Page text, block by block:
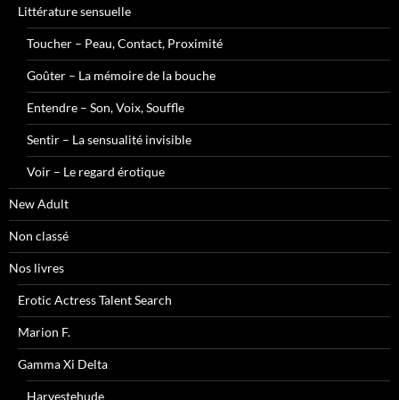
Littérature sensuelle
Toucher – Peau, Contact, Proximité
Goûter – La mémoire de la bouche
Entendre – Son, Voix, Souffle
Sentir – La sensualité invisible
Voir – Le regard érotique
New Adult
Non classé
Nos livres
Erotic Actress Talent Search
Marion F.
Gamma Xi Delta
Harvestehude